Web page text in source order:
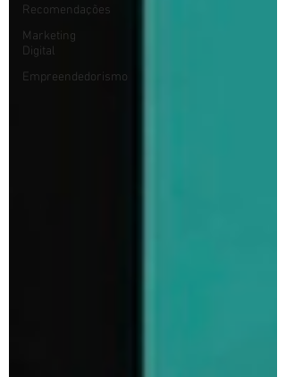
Recomendações
Marketing
Digital
Empreendedorismo